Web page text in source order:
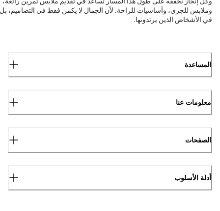
وملابس للجري، وأساسيات للراحة. لأن الجمال لا يكمن فقط في التصاميم، بل
في الأشخاص الذين يرتدونها.
المساعدة
معلومات عنا
الصفحات
أدلة الأسلوب